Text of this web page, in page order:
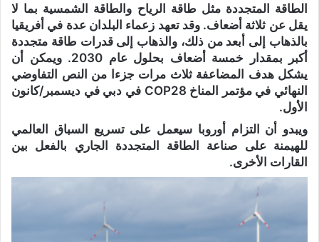
الطاقة المتجددة مثل طاقة الرياح والطاقة الشمسية بما لا
يقل عن ثلاثة أضعاف. وقد تعهد زعماء البلدان عدة في أفريقيا
بالذهاب إلى أبعد من ذلك، والذهاب إلى قدرات طاقة متجددة
أكبر بمقدار خمسة أضعاف بحلول عام 2030. ويمكن أن
يشكل هدف المضاعفة ثلاث مرات جزءا من النص التفاوضي
النهائي في مؤتمر المناخ COP28 في دبي في ديسمبر/كانون
الأول.
ويبدو أن التزام أوروبا سيعمل على تسريع السباق العالمي
للهيمنة على صناعة الطاقة المتجددة الجاري بالفعل بين
القارات الأخرى.